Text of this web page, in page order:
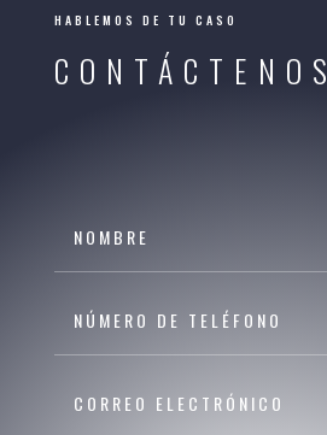
HABLEMOS DE TU CASO
CONTÁCTENOS